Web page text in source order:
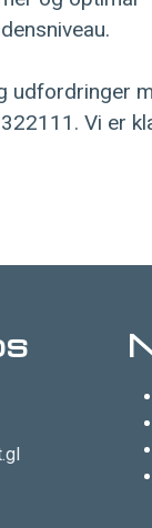
udfordringer
Vi er